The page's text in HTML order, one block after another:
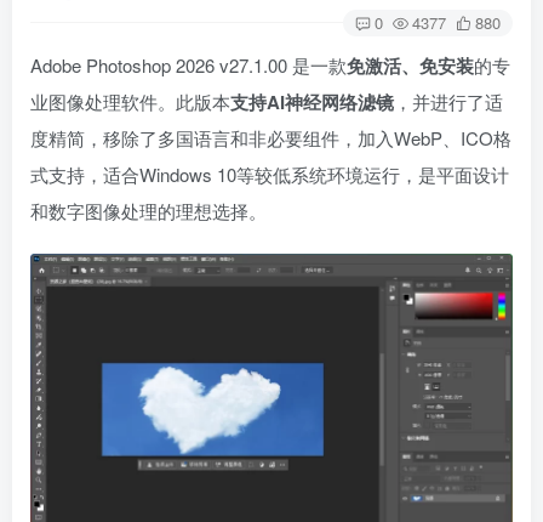
0 4377 880
Adobe Photoshop 2026 v27.1.00 是一款免激活、免安装的专
业图像处理软件。此版本支持AI神经网络滤镜 ，并进行了适
度精简，移除了多国语言和非必要组件，加入WebP、ICO格
式支持，适合Windows 10等较低系统环境运行，是平面设计
和数字图像处理的理想选择。